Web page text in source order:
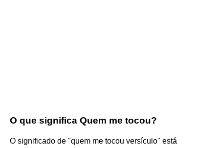
O que significa Quem me tocou?
O significado de "quem me tocou versículo" está